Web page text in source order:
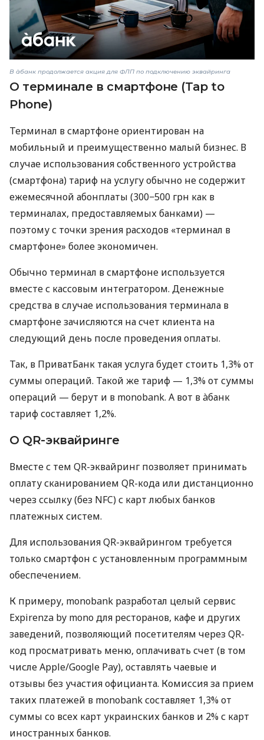
В àбанк продолжается акция для ФЛП по подключению эквайринга
О терминале в смартфоне (Tap to
Phone)
Терминал в смартфоне ориентирован на
мобильный и преимущественно малый бизнес. В
случае использования собственного устройства
(смартфона) тариф на услугу обычно не содержит
ежемесячной абонплаты (300−500 грн как в
терминалах, предоставляемых банками) —
поэтому с точки зрения расходов «терминал в
смартфоне» более экономичен.
Обычно терминал в смартфоне используется
вместе с кассовым интегратором. Денежные
средства в случае использования терминала в
смартфоне зачисляются на счет клиента на
следующий день после проведения оплаты.
Так, в ПриватБанк такая услуга будет стоить 1,3% от
суммы операций. Такой же тариф — 1,3% от суммы
операций — берут и в monobank. А вот в àбанк
тариф составляет 1,2%.
О QR-эквайринге
Вместе с тем QR-эквайринг позволяет принимать
оплату сканированием QR-кода или дистанционно
через ссылку (без NFC) с карт любых банков
платежных систем.
Для использования QR-эквайрингом требуется
только смартфон с установленным программным
обеспечением.
К примеру, monobank разработал целый сервис
Expirenza by mono для ресторанов, кафе и других
заведений, позволяющий посетителям через QR-
код просматривать меню, оплачивать счет (в том
числе Apple/Google Pay), оставлять чаевые и
отзывы без участия официанта. Комиссия за прием
таких платежей в monobank составляет 1,3% от
суммы со всех карт украинских банков и 2% с карт
иностранных банков.